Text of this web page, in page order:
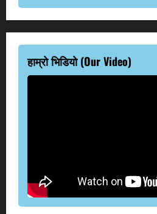
हाम्रो भिडियो (Our Video)